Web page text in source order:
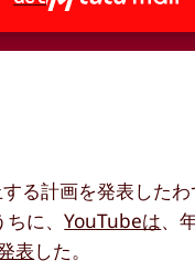
る計画を発表した
ちに、YouTubeは、
表した。